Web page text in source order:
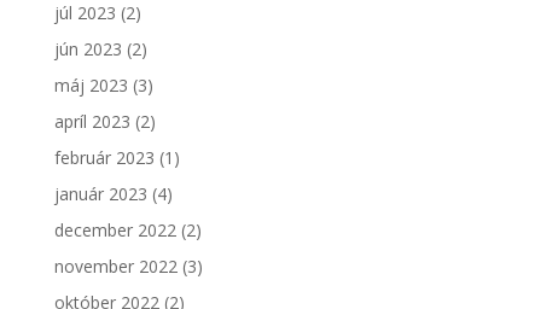
júl 2023 (2)
jún 2023 (2)
máj 2023 (3)
apríl 2023 (2)
február 2023 (1)
január 2023 (4)
december 2022(2)
november 2022(3)
október 2022(2)